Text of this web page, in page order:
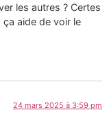
les autres ? Certes
ça aide de voir le
24 mars 2025 à 3:59 pm